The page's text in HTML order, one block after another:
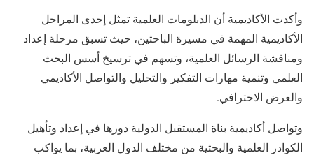
وأكدت الأكاديمية أن الدبلومات العلمية تمثل إحدى المراحل
الأكاديمية المهمة في مسيرة الباحثين، حيث تسبق مرحلة إعداد
ومناقشة الرسائل العلمية، وتسهم في ترسيخ أسس البحث
العلمي وتنمية مهارات التفكير والتحليل والتواصل الأكاديمي
والعرض الاحترافي.
وتواصل أكاديمية بناة المستقبل الدولية دورها في إعداد وتأهيل
الكوادر العلمية والبحثية من مختلف الدول العربية، بما يواكب